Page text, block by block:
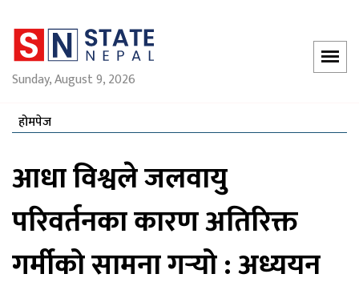
Sunday, August 9, 2026
होमपेज
आधा विश्वले जलवायु
परिवर्तनका कारण अतिरिक्त
गर्मीको सामना गर्‍यो : अध्ययन